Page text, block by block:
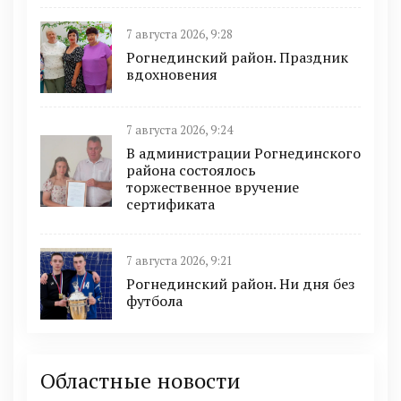
7 августа 2026, 9:28
Рогнединский район. Праздник
вдохновения
7 августа 2026, 9:24
В администрации Рогнединского
района состоялось
торжественное вручение
сертификата
7 августа 2026, 9:21
Рогнединский район. Ни дня без
футбола
Областные новости